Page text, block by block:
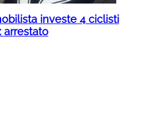
investe 4 ciclisti
arrestato